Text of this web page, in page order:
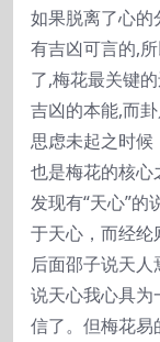
如果脱离了心的
有吉凶可言的,
了,梅花最关键
吉凶的本能,而
思虑未起之时
也是梅花的核心
发现有“天心”的
于天心，而经纶
后面邵子说天
说天心我心具为
信了。但梅花